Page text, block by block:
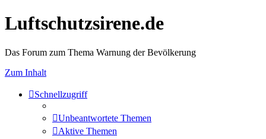
Luftschutzsirene.de
Das Forum zum Thema Warnung der Bevölkerung
Zum Inhalt
Schnellzugriff
Unbeantwortete Themen
Aktive Themen